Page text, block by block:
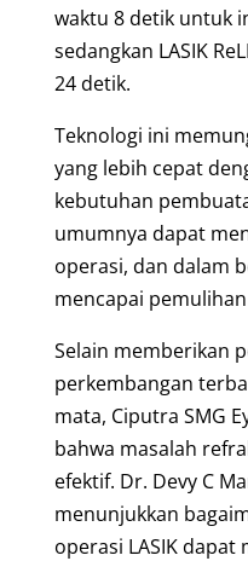
waktu 8 detik untuk
sedangkan LASIK
24 detik.
Teknologi ini
yang lebih cepat
kebutuhan
umumnya dapat
operasi, dan dalam
mencapai
Selain memberikan
perkembangan
mata, Ciputra SMG
bahwa masalah
efektif. Dr. Devy C
menunjukkan
operasi LASIK